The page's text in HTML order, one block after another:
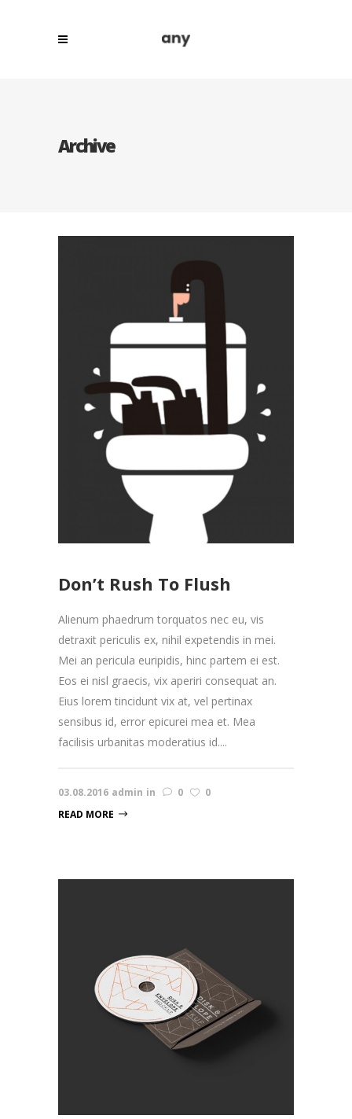
Archive
Don’t Rush To Flush
Alienum phaedrum torquatos nec eu, vis
detraxit periculis ex, nihil expetendis in mei.
Mei an pericula euripidis, hinc partem ei est.
Eos ei nisl graecis, vix aperiri consequat an.
Eius lorem tincidunt vix at, vel pertinax
sensibus id, error epicurei mea et. Mea
facilisis urbanitas moderatius id....
03.08.2016 admin in 0
0
READ MORE